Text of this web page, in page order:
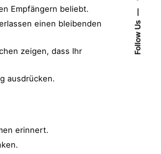
Follow Us
Empfängern beliebt.
einen bleibenden
zeigen, dass Ihr
ausdrücken.
erinnert.